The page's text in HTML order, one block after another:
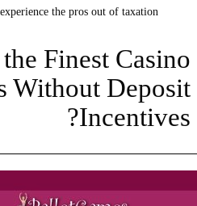
the pros out of taxation.
Finest Casino
Without Deposit
Incentives?